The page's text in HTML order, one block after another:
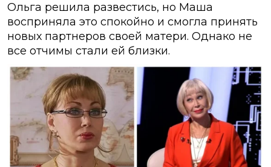
Ольга решила развестись, но Маша
восприняла это спокойно и смогла принять
новых партнеров своей матери. Однако не
все отчимы стали ей близки.